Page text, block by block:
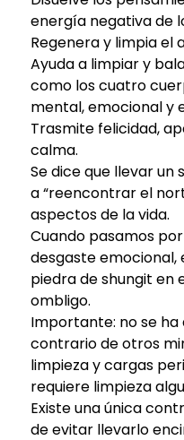
energía negativa de
Regenera y limpia el
Ayuda a limpiar y
como los cuatro
mental, emocional y
Trasmite felicidad,
calma.
Se dice que llevar un
a “reencontrar el
aspectos de la vida.
Cuando pasamos
desgaste emocional,
piedra de shungit en
ombligo.
Importante: no se ha
contrario de otros
limpieza y cargas
requiere limpieza
Existe una única
de evitar llevarlo